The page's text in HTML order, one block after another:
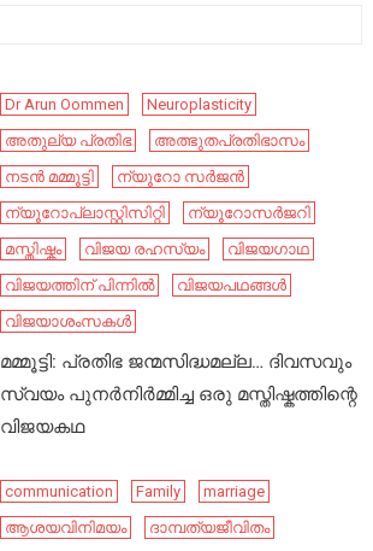
Dr Arun Oommen
Neuroplasticity
അതുല്യ പ്രതിഭ
അത്ഭുതപ്രതിഭാസം
നടൻ മമ്മൂട്ടി
ന്യൂറോ സർജൻ
ന്യൂറോപ്ലാസ്റ്റിസിറ്റി
ന്യൂറോസർജറി
മസ്തിഷ്കം
വിജയ രഹസ്യം
വിജയഗാഥ
വിജയത്തിന് പിന്നിൽ
വിജയപഥങ്ങൾ
വിജയാശംസകൾ
മമ്മൂട്ടി: പ്രതിഭ ജന്മസിദ്ധമല്ല… ദിവസവും
സ്വയം പുനർനിർമ്മിച്ച ഒരു മസ്തിഷ്കത്തിന്റെ
വിജയകഥ
communication Family
marriage
ആശയവിനിമയം
ദാമ്പത്യജീവിതം